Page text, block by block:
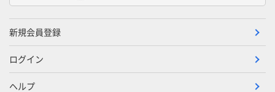
新規会員登録
ログイン
ヘルプ